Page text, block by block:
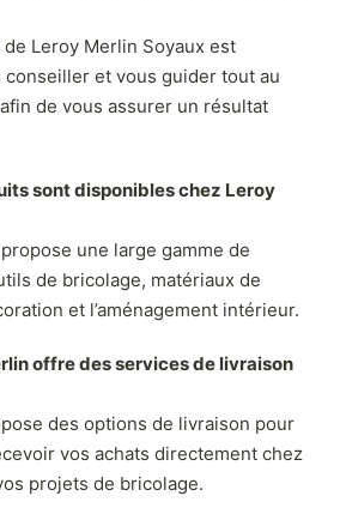
de Leroy Merlin Soyaux est
et vous guider tout au
de vous assurer un résultat
sont disponibles chez Leroy
une large gamme de
de bricolage, matériaux de
et l’aménagement intérieur.
offre des services de livraison
des options de livraison pour
vos achats directement chez
projets de bricolage.